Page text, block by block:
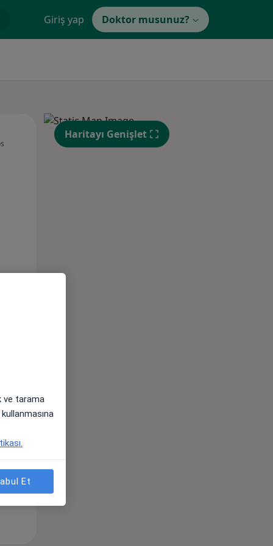
Giriş yap Doktor musunuz?
12 Ağustos
Per,
13 Ağustos
Cum,
14 Ağustos
Haritayı Genişlet
ve tarama
Et